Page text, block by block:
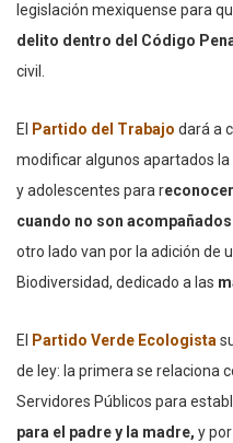
legislación mexiquense para
delito dentro del Código
civil.
El Partido del Trabajo dará a
modificar algunos apartados la
y adolescentes para r
cuando no son
otro lado van por la adición de
Biodiversidad, dedicado a las
El Partido Verde Ecologista
de ley: la primera se relaciona
Servidores Públicos para
para el padre y la madre, y